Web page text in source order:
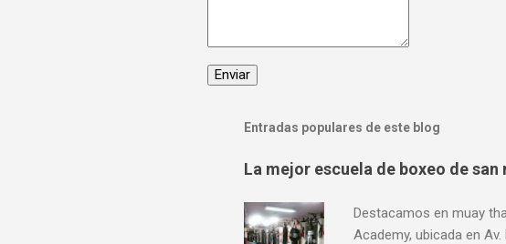
Entradas populares de este blog
La mejor escuela de boxeo de
Destacamos en muay
Academy, ubicada en